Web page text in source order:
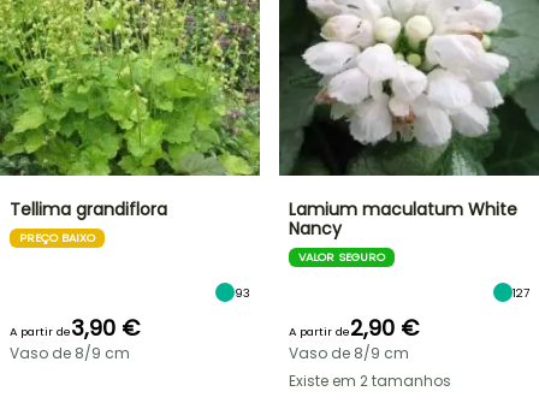
Tellima grandiflora
PREÇO BAIXO
93
A partir de3,90 €
Vaso de 8/9 cm
Lamium maculatum White
Nancy
VALOR SEGURO
127
A partir de2,90 €
Vaso de 8/9 cm
Existe em 2 tamanhos